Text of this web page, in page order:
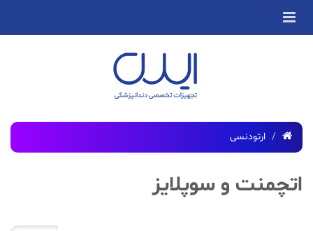
ارتودنسی
اتچمنت و سوپلایز